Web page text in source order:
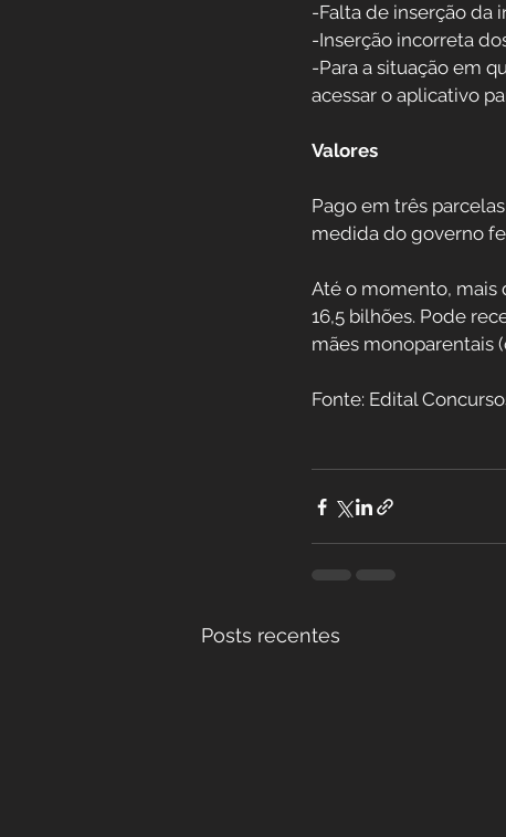
-Falta de inserção da
-Inserção incorreta
-Para a situação em
acessar o aplicativo
Valores
Pago em três
medida do governo
Até o momento, mais
16,5 bilhões. Pode
mães monoparentais
Fonte: Edital
Posts recentes